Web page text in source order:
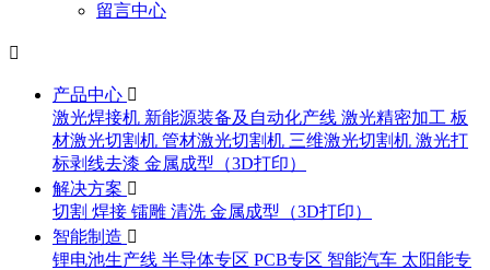
留言中心

产品中心 
激光焊接机 新能源装备及自动化产线 激光精密加工 板
材激光切割机 管材激光切割机 三维激光切割机 激光打
标剥线去漆 金属成型（3D打印）
解决方案 
切割 焊接 镭雕 清洗 金属成型（3D打印）
智能制造 
锂电池生产线 半导体专区 PCB专区 智能汽车 太阳能专